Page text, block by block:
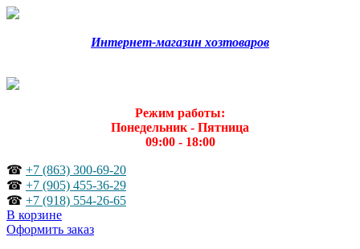
Интернет-магазин хозтоваров
Режим работы:
Понедельник - Пятница
09:00 - 18:00
☎ +7 (863) 300-69-20
☎ +7 (905) 455-36-29
☎ +7 (918) 554-26-65
В корзине
Оформить заказ